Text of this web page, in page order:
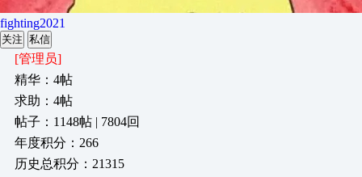
fighting2021
关注 私信
[管理员]
精华：4帖
求助：4帖
帖子：1148帖 | 7804回
年度积分：266
历史总积分：21315